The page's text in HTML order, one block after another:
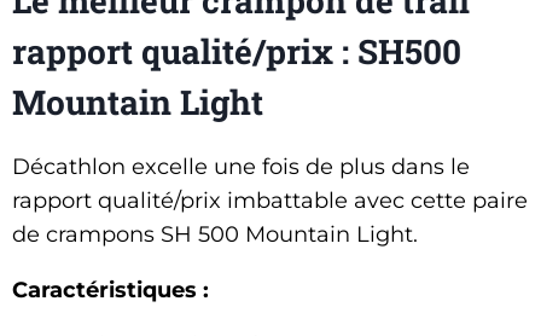
rapport qualité/prix : SH500
Mountain Light
Décathlon excelle une fois de plus dans le
rapport qualité/prix imbattable avec cette paire
de crampons SH 500 Mountain Light.
Caractéristiques :